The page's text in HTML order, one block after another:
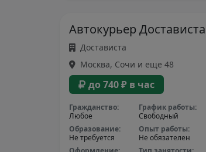
Автокурьер Достависта
Достависта
Москва, Сочи и еще 48
до 740 ₽ в час
Гражданство:
Любое
График работы:
Свободный
Образование:
Не требуется
Опыт работы:
Не обязателен